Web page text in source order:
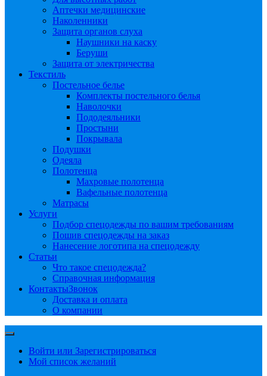
Аптечки медицинские
Наколенники
Защита органов слуха
Наушники на каску
Беруши
Защита от электричества
Текстиль
Постельное белье
Комплекты постельного белья
Наволочки
Пододеяльники
Простыни
Покрывала
Подушки
Одеяла
Полотенца
Махровые полотенца
Вафельные полотенца
Матрасы
Услуги
Подбор спецодежды по вашим требованиям
Пошив спецодежды на заказ
Нанесение логотипа на спецодежду
Статьи
Что такое спецодежда?
Справочная информация
КонтактыЗвонок
Доставка и оплата
О компании
Войти или Зарегистрироваться
Мой список желаний